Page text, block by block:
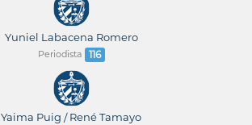
Yuniel Labacena Romero
Periodista 116
Yaima Puig / René Tamayo